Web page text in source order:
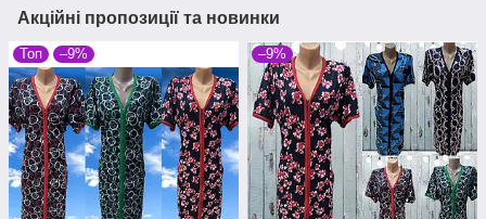
Акційні пропозиції та новинки
Топ –9% –9%